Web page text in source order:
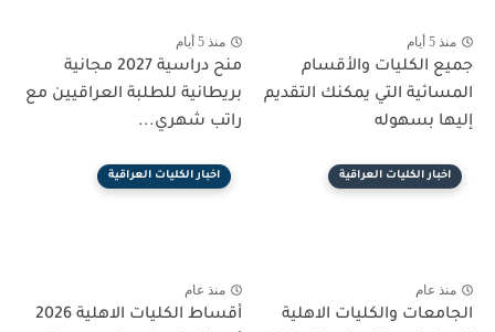
منذ 5 أيام
جميع الكليات والأقسام
المسائية التي يمكنك التقديم
إليها بسهوله
منذ 5 أيام
منح دراسية 2027 مجانية
بريطانية للطلبة العراقيين مع
راتب شهري...
اخبار الكليات العراقية
منذ عام
الجامعات والكليات الاهلية
اخبار الكليات العراقية
منذ عام
أقساط الكليات الاهلية 2026